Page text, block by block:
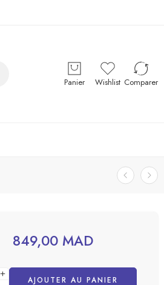
Panier Wishlist Comparer
849,00 MAD
AJOUTER AU PANIER